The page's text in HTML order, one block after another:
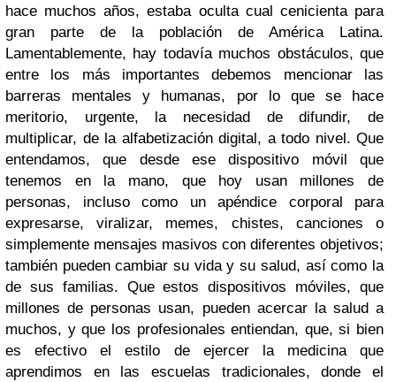
hace muchos años, estaba oculta cual cenicienta para
gran parte de la población de América Latina.
Lamentablemente, hay todavía muchos obstáculos, que
entre los más importantes debemos mencionar las
barreras mentales y humanas, por lo que se hace
meritorio, urgente, la necesidad de difundir, de
multiplicar, de la alfabetización digital, a todo nivel. Que
entendamos, que desde ese dispositivo móvil que
tenemos en la mano, que hoy usan millones de
personas, incluso como un apéndice corporal para
expresarse, viralizar, memes, chistes, canciones o
simplemente mensajes masivos con diferentes objetivos;
también pueden cambiar su vida y su salud, así como la
de sus familias. Que estos dispositivos móviles, que
millones de personas usan, pueden acercar la salud a
muchos, y que los profesionales entiendan, que, si bien
es efectivo el estilo de ejercer la medicina que
aprendimos en las escuelas tradicionales, donde el